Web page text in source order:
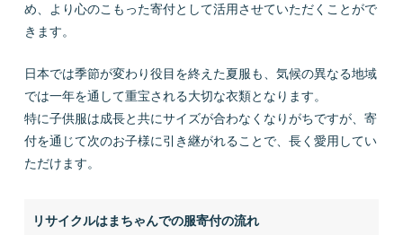
め、より心のこもった寄付として活用させていただくことがで
きます。
日本では季節が変わり役目を終えた夏服も、気候の異なる地域
では一年を通して重宝される大切な衣類となります。
特に子供服は成長と共にサイズが合わなくなりがちですが、寄
付を通じて次のお子様に引き継がれることで、長く愛用してい
ただけます。
リサイクルはまちゃんでの服寄付の流れ